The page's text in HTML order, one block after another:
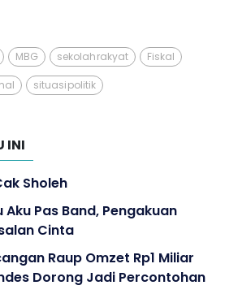
MBG sekolah rakyat Fiskal
situasi politik
INI
Sholeh
Aku Pas Band, Pengakuan
Cinta
Raup Omzet Rp1 Miliar
Dorong Jadi Percontohan